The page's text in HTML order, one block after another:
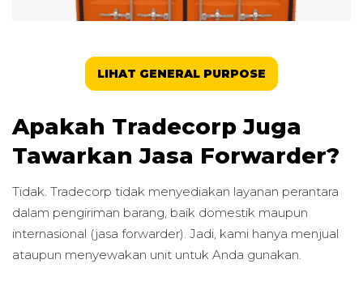
LIHAT GENERAL PURPOSE
Apakah Tradecorp Juga
Tawarkan Jasa Forwarder?
Tidak. Tradecorp tidak menyediakan layanan perantara
dalam pengiriman barang, baik domestik maupun
internasional (jasa forwarder). Jadi, kami hanya menjual
ataupun menyewakan unit untuk Anda gunakan.